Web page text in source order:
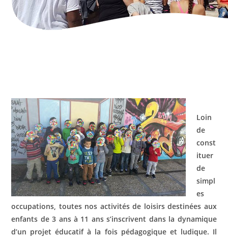
Loin
de
const
ituer
de
simpl
es
occupations, toutes nos activités de loisirs destinées aux
enfants de 3 ans à 11 ans s’inscrivent dans la dynamique
d’un projet éducatif à la fois pédagogique et ludique. Il